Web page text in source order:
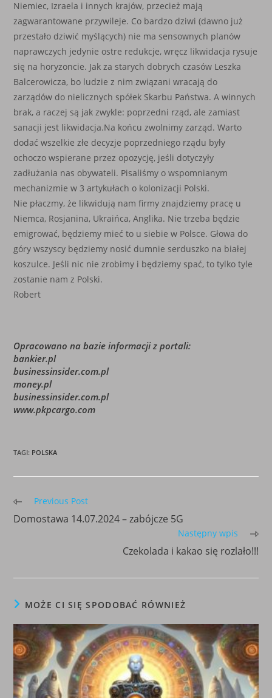
Niemiec, Izraela i innych krajów, przecież mają
zagwarantowane przywileje. Co bardzo dziwi (dawno już
przestało dziwić myślących) nie ma sensownych planów
naprawczych jedynie ostre redukcje, wręcz likwidacja rysuje
się na horyzoncie. Jak za starych dobrych czasów Leszka
Balcerowicza, bo ludzie z nim związani wracają do
zarządów do nielicznych spółek Skarbu Państwa. A winnych
brak, a raczej są jak zwykle: poprzedni rząd, ale zamiast
sanacji jest likwidacja.Na końcu zwolnimy zarząd. Warto
dodać wszelkie złe decyzje poprzedniego rządu były
ochoczo wspierane przez opozycję, jeśli dotyczyły
zadłużania nas obywateli. Pisaliśmy o wspomnianym
mechanizmie w 3 artykułach o kolonizacji Polski.
Nie płaczmy, że likwidują nam firmy znajdziemy pracę u
Niemca, Rosjanina, Ukraińca, Anglika. Nie trzeba będzie
emigrować, będziemy mieć to u siebie w Polsce. Głowa do
góry wszyscy będziemy nosić dumnie serduszko na białej
koszulce. Jeśli nic nie zrobimy i będziemy spać, to tylko tyle
zostanie nam z Polski.
Robert
Opracowano na bazie informacji z portali:
bankier.pl
businessinsider.com.pl
money.pl
businessinsider.com.pl
www.pkpcargo.com
TAGI: POLSKA
Read
articles
Previous Post
Domostawa 14.07.2024 – zabójcze 5G
Następny wpis
Czekolada i kakao się rozlało!!!
MOŻE CI SIĘ SPODOBAĆ RÓWNIEŻ